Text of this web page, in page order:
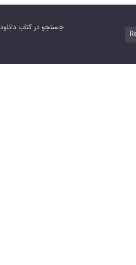
SEARCH جستجو در کتاب دانلود